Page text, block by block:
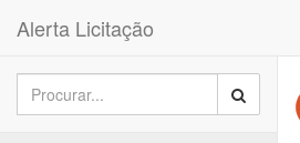
Alerta Licitação